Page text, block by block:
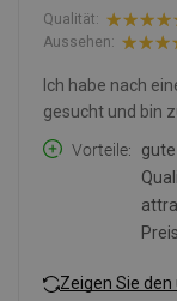
Qualität:
Aussehen:
Ich habe nach
gesucht und bin
Vorteile
gute
Preis.
Zeigen Sie